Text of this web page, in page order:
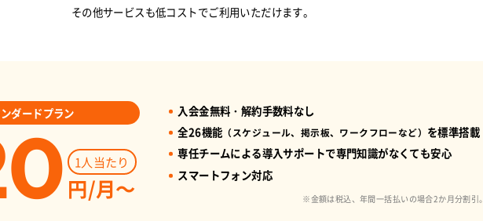
その他サービスも低コストでご利用いただけます。
ダードプラン
1人当たり
円/月～
入会金無料・解約手数料なし
全26機能 （スケジュール、掲示板、ワークフローなど） を標準搭載
専任チームによる導入サポートで専門知識がなくても安心
スマートフォン対応
※金額は税込、年間一括払いの場合2か月分割引。